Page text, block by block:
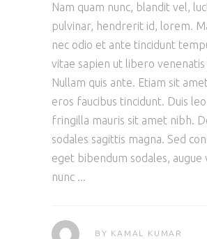
Nam quam nunc, blandit vel,
pulvinar, hendrerit id, lorem.
nec odio et ante tincidunt
vitae sapien ut libero venenatis
Nullam quis ante. Etiam sit
eros faucibus tincidunt. Duis
fringilla mauris sit amet nibh.
sodales sagittis magna. Sed
eget bibendum sodales, augue
nunc
BY KAMAL KUMAR